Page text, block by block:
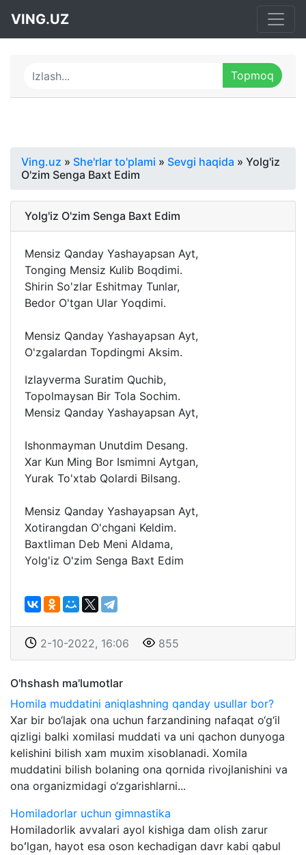
VING.UZ
Ving.uz » She'rlar to'plami » Sevgi haqida » Yolg'iz
O'zim Senga Baxt Edim
Yolg'iz O'zim Senga Baxt Edim
Mensiz Qanday Yashayapsan Ayt,
Tonging Mensiz Kulib Boqdimi.
Shirin So'zlar Eshitmay Tunlar,
Bedor O'tgan Ular Yoqdimi.
Mensiz Qanday Yashayapsan Ayt,
O'zgalardan Topdingmi Aksim.
Izlayverma Suratim Quchib,
Topolmaysan Bir Tola Sochim.
Mensiz Qanday Yashayapsan Ayt,
Ishonmayman Unutdim Desang.
Xar Kun Ming Bor Ismimni Aytgan,
Yurak To'xtab Qolardi Bilsang.
Mensiz Qanday Yashayapsan Ayt,
Xotirangdan O'chgani Keldim.
Baxtliman Deb Meni Aldama,
Yolg'iz O'zim Senga Baxt Edim
2-10-2022, 16:06 855
O'hshash ma'lumotlar
Homila muddatini aniqlashning qanday usullar bor?
Xar bir bo‘lajak ona uchun farzandining nafaqat o‘g‘il
qizligi balki xomilasi muddati va uni qachon dunyoga
kelishini bilish xam muxim xisoblanadi. Xomila
muddatini bilish bolaning ona qornida rivojlanishini va
ona organizmidagi o‘zgarishlarni...
Homiladorlar uchun gimnastika
Homiladorlik avvalari ayol kishiga dam olish zarur
boʻlgan, hayot esa oson kechadigan davr kabi qabul